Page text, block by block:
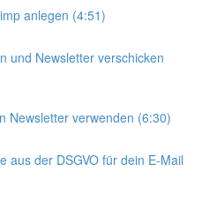
anlegen (4:51)
und Newsletter verschicken
Newsletter verwenden (6:30)
aus der DSGVO für dein E-Mail